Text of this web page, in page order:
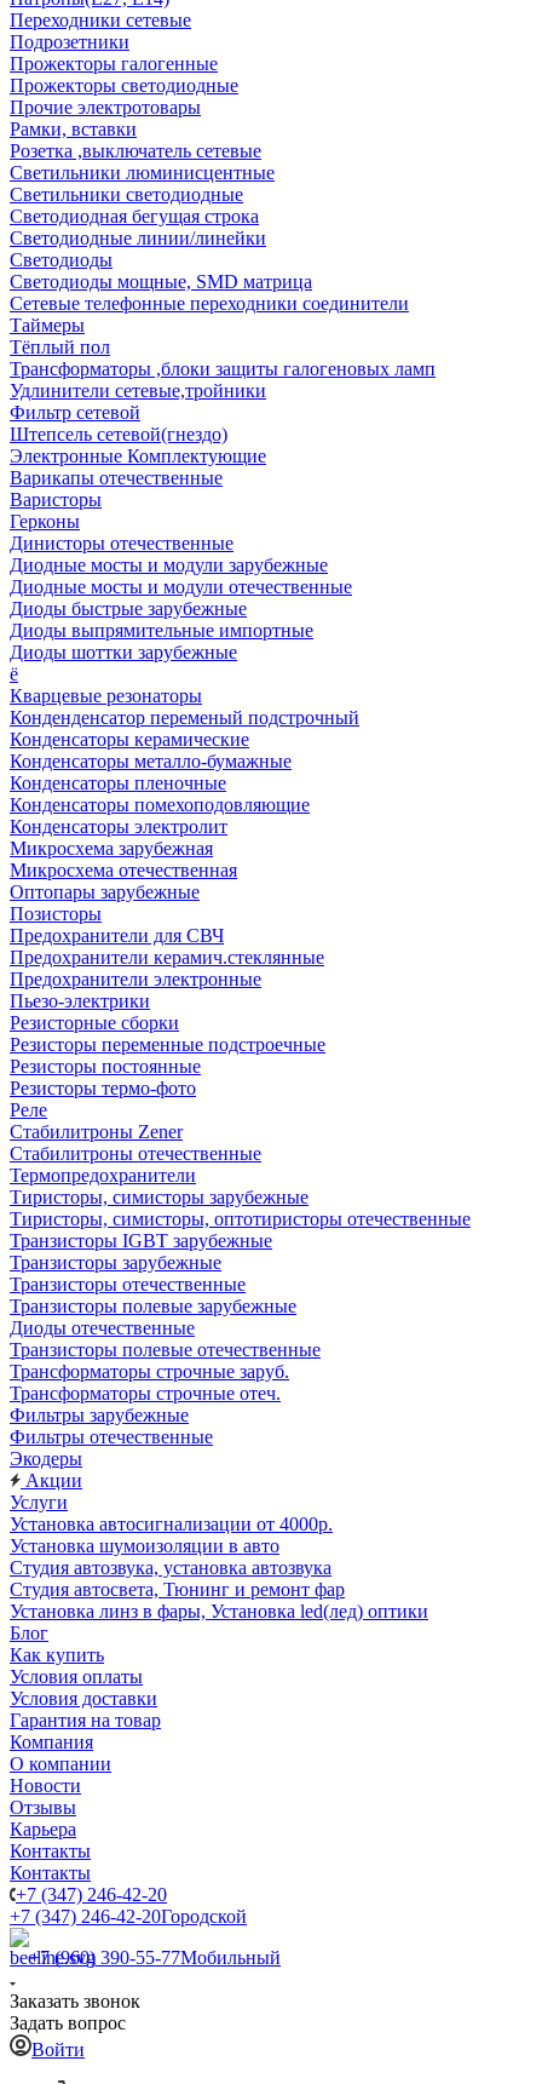
Переходники сетевые
Подрозетники
Прожекторы галогенные
Прожекторы светодиодные
Прочие электротовары
Рамки, вставки
Розетка ,выключатель сетевые
Светильники люминисцентные
Светильники светодиодные
Светодиодная бегущая строка
Светодиодные линии/линейки
Светодиоды
Светодиоды мощные, SMD матрица
Сетевые телефонные переходники соединители
Таймеры
Тёплый пол
Трансформаторы ,блоки защиты галогеновых ламп
Удлинители сетевые,тройники
Фильтр сетевой
Штепсель сетевой(гнездо)
Электронные Комплектующие
Варикапы отечественные
Варисторы
Герконы
Динисторы отечественные
Диодные мосты и модули зарубежные
Диодные мосты и модули отечественные
Диоды быстрые зарубежные
Диоды выпрямительные импортные
Диоды шоттки зарубежные
ё
Кварцевые резонаторы
Конденденсатор переменый подстрочный
Конденсаторы керамические
Конденсаторы металло-бумажные
Конденсаторы пленочные
Конденсаторы помехоподовляющие
Конденсаторы электролит
Микросхема зарубежная
Микросхема отечественная
Оптопары зарубежные
Позисторы
Предохранители для СВЧ
Предохранители керамич.стеклянные
Предохранители электронные
Пьезо-электрики
Резисторные сборки
Резисторы переменные подстроечные
Резисторы постоянные
Резисторы термо-фото
Реле
Стабилитроны Zener
Стабилитроны отечественные
Термопредохранители
Тиристоры, симисторы зарубежные
Тиристоры, симисторы, оптотиристоры отечественные
Транзисторы IGBT зарубежные
Транзисторы зарубежные
Транзисторы отечественные
Транзисторы полевые зарубежные
Диоды отечественные
Транзисторы полевые отечественные
Трансформаторы строчные заруб.
Трансформаторы строчные отеч.
Фильтры зарубежные
Фильтры отечественные
Экодеры
Акции
Услуги
Установка автосигнализации от 4000р.
Установка шумоизоляции в авто
Студия автозвука, установка автозвука
Студия автосвета, Тюнинг и ремонт фар
Установка линз в фары, Установка led(лед) оптики
Блог
Как купить
Условия оплаты
Условия доставки
Гарантия на товар
Компания
О компании
Новости
Отзывы
Карьера
Контакты
Контакты
+7 (347) 246-42-20
+7 (347) 246-42-20Городской
+7 (960) 390-55-77Мобильный
Заказать звонок
Задать вопрос
Войти